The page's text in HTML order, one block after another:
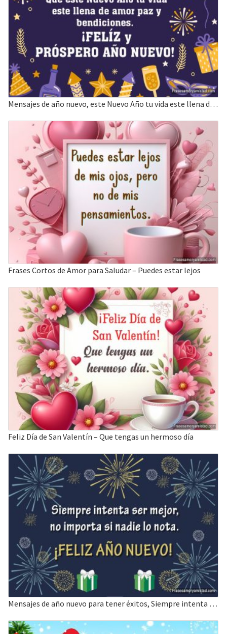
Mensajes de año nuevo, este Nuevo Año tu vida este llena de amor paz y bendiciones.
Frases Cortos de Amor para Saludar – Puedes estar lejos
Feliz Día de San Valentín – Que tengas un hermoso día
Mensajes de año nuevo para tener éxitos, Siempre intenta ser mejor.